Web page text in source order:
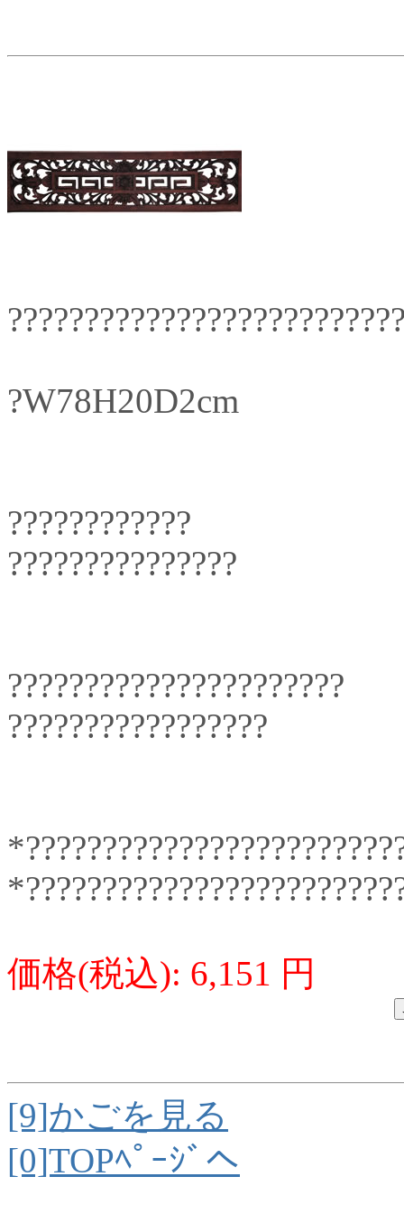
?W78H20D2cm
????????????
???????????????
??????????????????????
?????????????????
価格(税込): 6,151 円
[9]かごを見る
[0]TOPﾍﾟｰｼﾞへ